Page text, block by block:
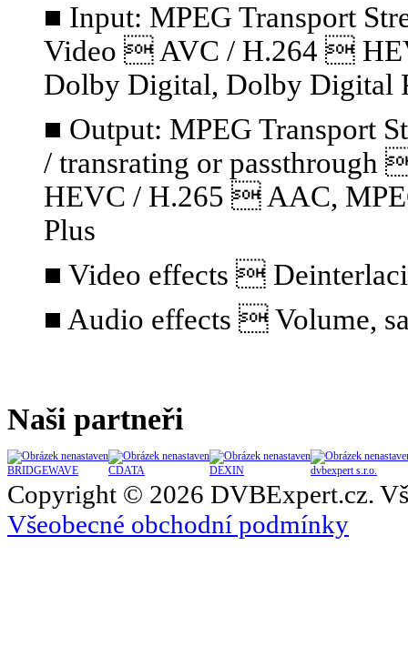
■ Input: MPEG Transport
Video  AVC / H.264 
Dolby Digital, Dolby Digital
■ Output: MPEG Transport
/ transrating or
HEVC / H.265  AAC,
Plus
■ Video effects 
■ Audio effects  Volume,
Naši partneři
BRIDGEWAVE CDATA DEXIN dvbexpert s.r.o.
Copyright © 2026 DVBExpert.cz.
Všeobecné obchodní podmínky